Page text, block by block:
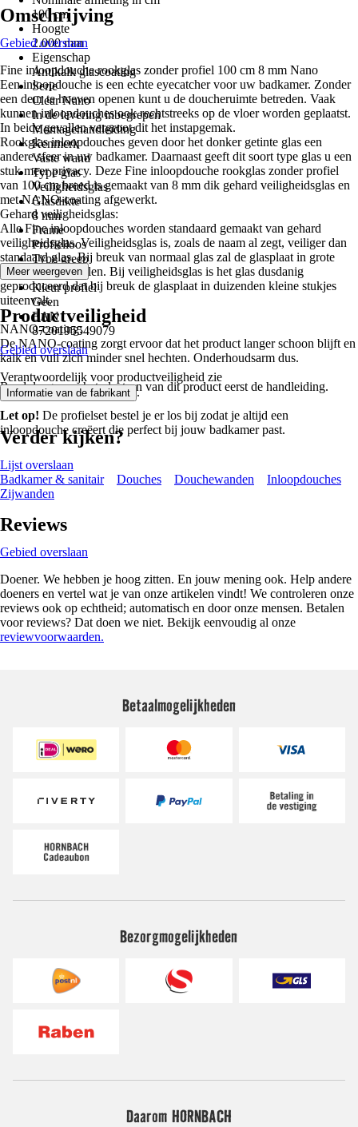
100 cm
Hoogte
2.000 mm
Eigenschap
Antikalk glascoating
Serie
Clear Nano
In de levering inbegrepen
Montagehandleiding
Kenmerk
Vaste wand
Type glas
Veiligheidsglas
Glasdikte
8 mm
Frame
Profielloos
Type greep
Greeplijst
Kleur profiel
Geen
EAN
8720195549079
Omschrijving
Gebied overslaan
Fine inloopdouche rookglas zonder profiel 100 cm 8 mm Nano
Een inloopdouche is een echte eyecatcher voor uw badkamer. Zonder
een deur te hoeven openen kunt u de doucheruimte betreden. Vaak
kunnen inloopdouches ook rechtstreeks op de vloer worden geplaatst.
In beide gevallen vergroot dit het instapgemak.
Rookglas inloopdouches geven door het donker getinte glas een
andere sfeer in uw badkamer. Daarnaast geeft dit soort type glas u een
stuk meer privacy. Deze Fine inloopdouche rookglas zonder profiel
van 100 cm breed is gemaakt van 8 mm dik gehard veiligheidsglas en
met NANO-coating afgewerkt.
Gehard veiligheidsglas:
Alle Fine inloopdouches worden standaard gemaakt van gehard
veiligheidsglas. Veiligheidsglas is, zoals de naam al zegt, veiliger dan
standaard glas. Bij breuk van normaal glas zal de glasplaat in grote
stukken uiteenvallen. Bij veiligheidsglas is het glas dusdanig
geproduceerd dat bij breuk de glasplaat in duizenden kleine stukjes
uiteenvalt.
NANO-coating:
De NANO-coating zorgt ervoor dat het product langer schoon blijft en
kalk en vuil zich minder snel hechten. Onderhoudsarm dus.
Raadpleeg voor het plaatsen van dit product eerst de handleiding.
Let op! De profielset bestel je er los bij zodat je altijd een
inloopdouche creëert die perfect bij jouw badkamer past.
Meer weergeven
Productveiligheid
Gebied overslaan
Verantwoordelijk voor productveiligheid zie
Informatie van de fabrikant .
Verder kijken?
Lijst overslaan
Badkamer & sanitair
Douches Douchewanden
Inloopdouches
Zijwanden
Reviews
Gebied overslaan
Doener. We hebben je hoog zitten. En jouw mening ook. Help andere
doeners en vertel wat je van onze artikelen vindt! We controleren onze
reviews ook op echtheid; automatisch en door onze mensen. Betalen
voor reviews? Dat doen we niet. Bekijk eenvoudig al onze
reviewvoorwaarden.
Betaalmogelijkheden
Bezorgmogelijkheden
Daarom HORNBACH